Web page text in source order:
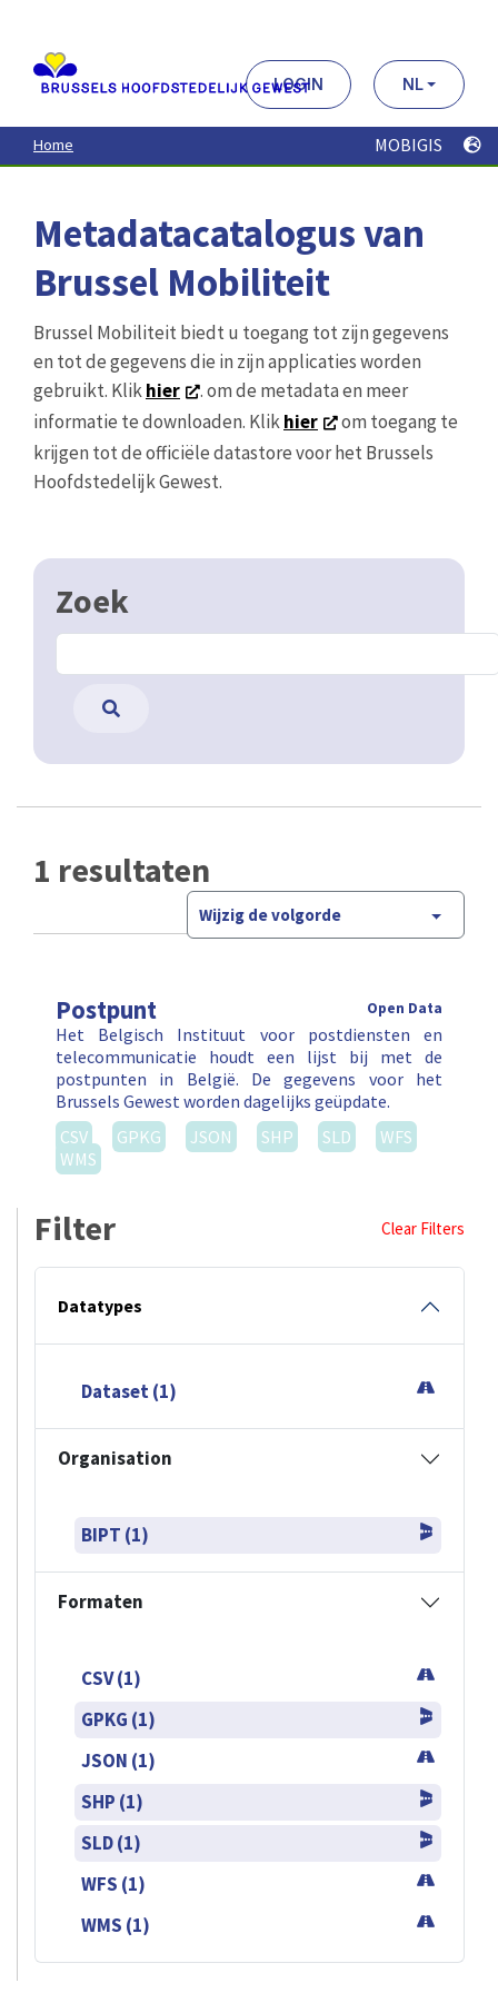
contenu
principal
LOGIN NL
Home MOBIGIS
Metadatacatalogus van
Brussel Mobiliteit
Brussel Mobiliteit biedt u toegang tot zijn gegevens
en tot de gegevens die in zijn applicaties worden
gebruikt. Klikhier
. om de metadata en meer
informatie te downloaden. Klikhier
om toegang te
krijgen tot de officiële datastore voor het Brussels
Hoofdstedelijk Gewest.
Zoek
1 resultaten
Wijzig de volgorde
Postpunt Open Data
Het Belgisch Instituut voor postdiensten en
telecommunicatie houdt een lijst bij met de
postpunten in België. De gegevens voor het
Brussels Gewest worden dagelijks geüpdate.
CSV
GPKG JSON SHP SLD
WFS
WMS
Filter Clear Filters
Datatypes
Dataset (1)
Organisation
BIPT (1)
Formaten
CSV (1)
GPKG (1)
JSON (1)
SHP (1)
SLD (1)
WFS (1)
WMS (1)